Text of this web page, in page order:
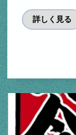
詳しく見る